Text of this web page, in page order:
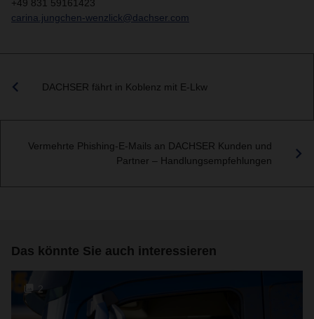
+49 831 59161423
carina.jungchen-wenzlick@dachser.com
DACHSER fährt in Koblenz mit E-Lkw
Vermehrte Phishing-E-Mails an DACHSER Kunden und
Partner – Handlungsempfehlungen
Das könnte Sie auch interessieren
2